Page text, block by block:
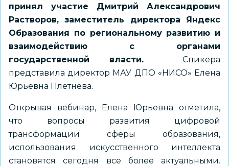
принял участие Дмитрий Александрович
Растворов, заместитель директора Яндекс
Образования по региональному развитию и
взаимодействию с органами
государственной власти.
Спикера
представила директор МАУ ДПО «НИСО» Елена
Юрьевна Плетнева.
Открывая вебинар, Елена Юрьевна отметила,
что вопросы развития цифровой
трансформации сферы образования,
использования искусственного интеллекта
становятся сегодня все более актуальными.